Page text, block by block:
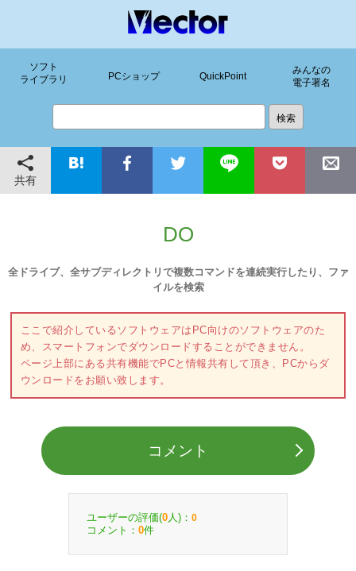
ソフト
ライブラリ
PCショップ QuickPoint
みんなの
電子署名
共有
DO
全ドライブ、全サブディレクトリで複数コマンドを連続実行したり、ファ
イルを検索
ここで紹介しているソフトウェアはPC向けのソフトウェアのた
め、スマートフォンでダウンロードすることができません。
ページ上部にある共有機能でPCと情報共有して頂き、PCからダ
ウンロードをお願い致します。
コメント
ユーザーの評価(0 人)： 0
コメント： 0件